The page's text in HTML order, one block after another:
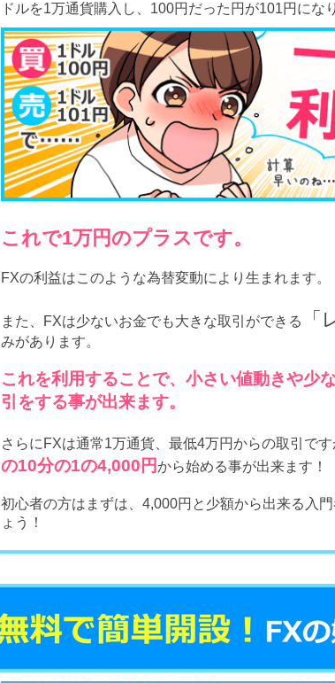
ドルを1万通貨購入し、100円だった円が101円にな
これで1万円のプラスです。
FXの利益はこのような為替変動により生まれます。
また、FXは少ないお金でも大きな取引ができる 「
みがあります。
これを利用することで、小さい値動きや少
引をする事が出来ます。
さらにFXは通常1万通貨、最低4万円からの取引で
の10分の1の4,000円から始める事が出来ます！
初心者の方はまずは、4,000円と少額から出来る入
ょう！